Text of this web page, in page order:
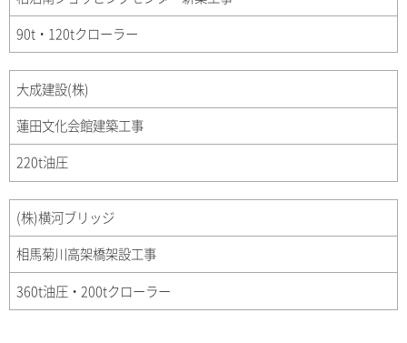
90t・120tクローラー
大成建設(株)
蓮田文化会館建築工事
220t油圧
(株)横河ブリッジ
相馬菊川高架橋架設工事
360t油圧・200tクローラー